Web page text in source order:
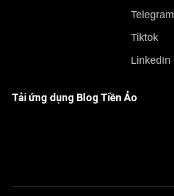
Telegram
Tiktok
LinkedIn
Tải ứng dụng Blog Tiền Ảo